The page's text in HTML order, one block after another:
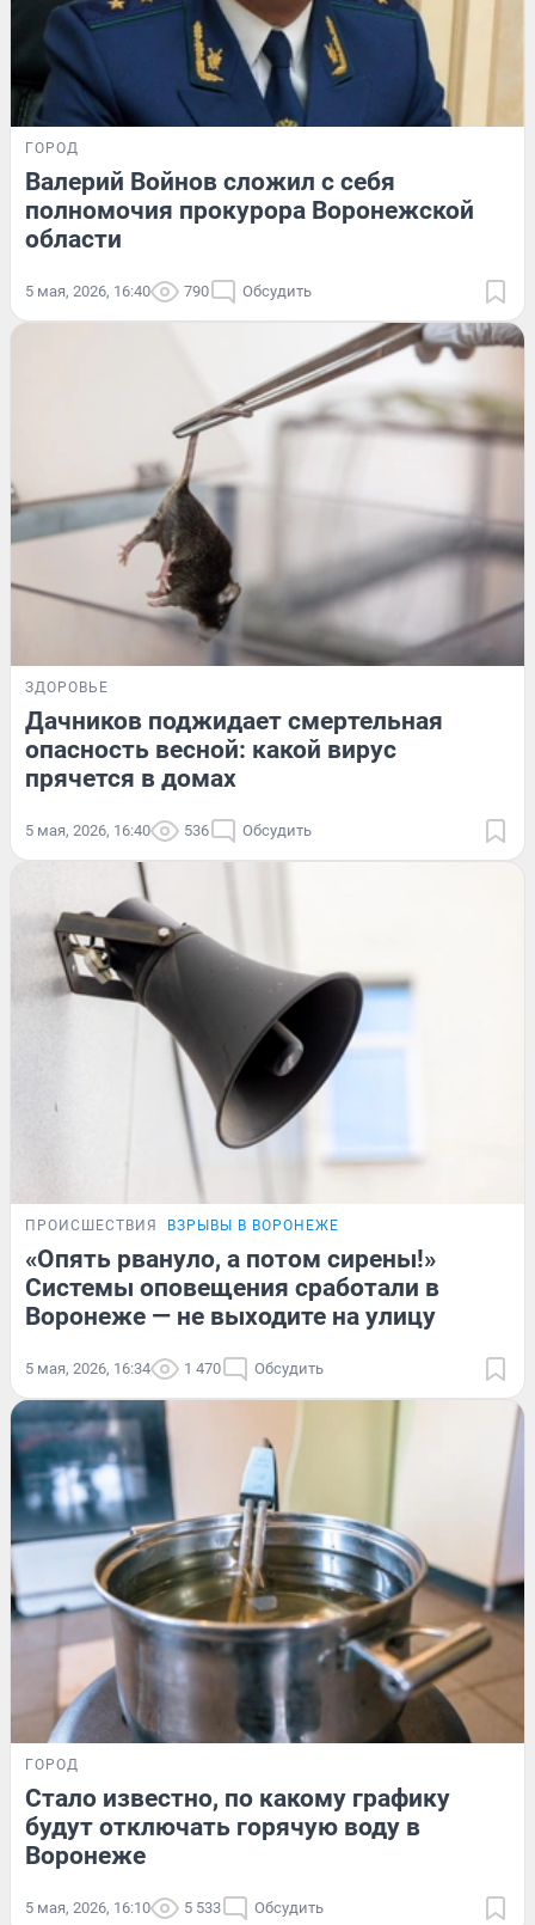
ГОРОД
Валерий Войнов сложил с себя
полномочия прокурора Воронежской
области
5 мая, 2026, 16:40 790 Обсудить
ЗДОРОВЬЕ
Дачников поджидает смертельная
опасность весной: какой вирус
прячется в домах
5 мая, 2026, 16:40 536 Обсудить
ПРОИСШЕСТВИЯ ВЗРЫВЫ В ВОРОНЕЖЕ
«Опять рвануло, а потом сирены!»
Системы оповещения сработали в
Воронеже — не выходите на улицу
5 мая, 2026, 16:34 1 470 Обсудить
ГОРОД
Стало известно, по какому графику
будут отключать горячую воду в
Воронеже
5 мая, 2026, 16:10 5 533 Обсудить